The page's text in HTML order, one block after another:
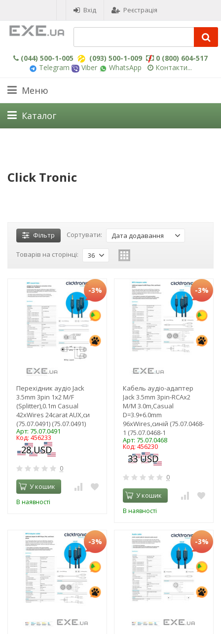
Вхід Реєстрація
(044) 500-1-005 (093) 500-1-009
0 (800) 604-517
Telegram
Viber WhatsApp Контакти...
Меню
Каталог
Click Tronic
Фільтр Сортувати: Дата додавання
Товарів на сторінці: 36
-3%
Перехідник аудіо Jack
3.5mm 3pin 1x2 M/F
(Splitter),0.1m Casual
42xWires 24carat AUX,си
(75.07.0491) (75.07.0491)
Арт: 75.07.0491
Код: 456233
0
У кошик
В наявності
-3%
Кабель аудіо-адаптер
Jack 3.5mm 3pin-RCAx2
M/M 3.0m,Casual
D=3.9+6.0mm
96xWires,синій (75.07.0468-
1 (75.07.0468-1
Арт: 75.07.0468
Код: 456230
0
У кошик
В наявності
-3% -3%